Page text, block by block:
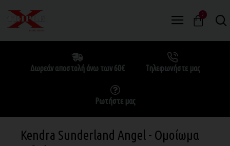
0
Δωρεάν αποστολή άνω των 60€ Τηλεφωνήστε μας
Ρωτήστε μας
Kendra Sunderland Angel - Ομοίωμα